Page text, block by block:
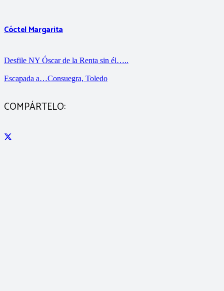
Cóctel Margarita
Desfile NY Óscar de la Renta sin él…..
Escapada a…Consuegra, Toledo
COMPÁRTELO: